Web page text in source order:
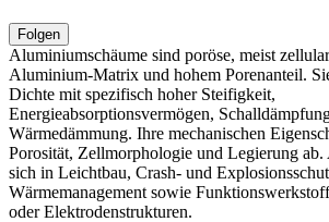
Folgen
Aluminiumschäume sind poröse, meist
Aluminium-Matrix und hohem Porenanteil.
Dichte mit spezifisch hoher Steifigkeit,
Energieabsorptionsvermögen,
Wärmedämmung. Ihre mechanischen
Porosität, Zellmorphologie und Legierung
sich in Leichtbau, Crash- und
Wärmemanagement sowie
oder Elektrodenstrukturen.